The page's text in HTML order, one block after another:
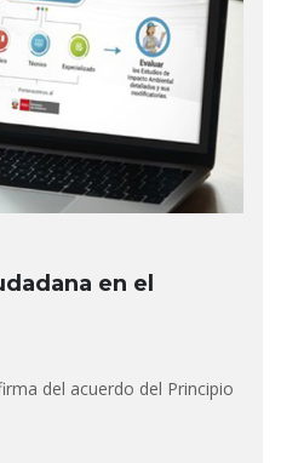
en el
del acuerdo del Principio